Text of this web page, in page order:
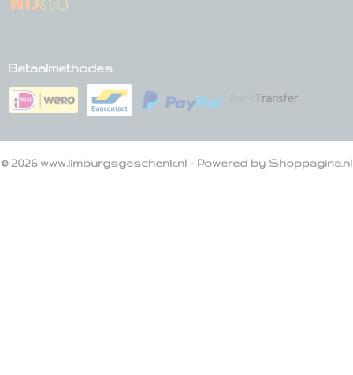
Betaalmethodes
© 2026 www.limburgsgeschenk.nl - Powered by Shoppagina.nl